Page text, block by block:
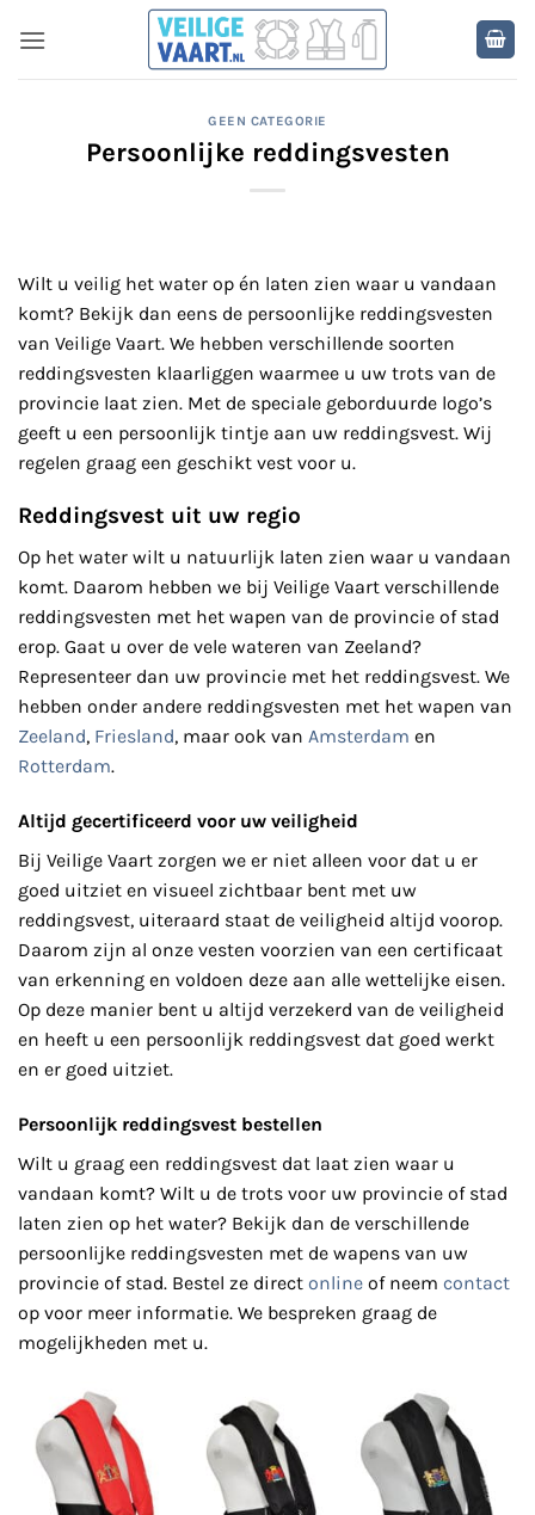
naar
inhoud
GEEN CATEGORIE
Persoonlijke reddingsvesten
Wilt u veilig het water op én laten zien waar u vandaan
komt? Bekijk dan eens de persoonlijke reddingsvesten
van Veilige Vaart. We hebben verschillende soorten
reddingsvesten klaarliggen waarmee u uw trots van de
provincie laat zien. Met de speciale geborduurde logo’s
geeft u een persoonlijk tintje aan uw reddingsvest. Wij
regelen graag een geschikt vest voor u.
Reddingsvest uit uw regio
Op het water wilt u natuurlijk laten zien waar u vandaan
komt. Daarom hebben we bij Veilige Vaart verschillende
reddingsvesten met het wapen van de provincie of stad
erop. Gaat u over de vele wateren van Zeeland?
Representeer dan uw provincie met het reddingsvest. We
hebben onder andere reddingsvesten met het wapen van
Zeeland, Friesland, maar ook van Amsterdam en
Rotterdam.
Altijd gecertificeerd voor uw veiligheid
Bij Veilige Vaart zorgen we er niet alleen voor dat u er
goed uitziet en visueel zichtbaar bent met uw
reddingsvest, uiteraard staat de veiligheid altijd voorop.
Daarom zijn al onze vesten voorzien van een certificaat
van erkenning en voldoen deze aan alle wettelijke eisen.
Op deze manier bent u altijd verzekerd van de veiligheid
en heeft u een persoonlijk reddingsvest dat goed werkt
en er goed uitziet.
Persoonlijk reddingsvest bestellen
Wilt u graag een reddingsvest dat laat zien waar u
vandaan komt? Wilt u de trots voor uw provincie of stad
laten zien op het water? Bekijk dan de verschillende
persoonlijke reddingsvesten met de wapens van uw
provincie of stad. Bestel ze direct online of neem contact
op voor meer informatie. We bespreken graag de
mogelijkheden met u.